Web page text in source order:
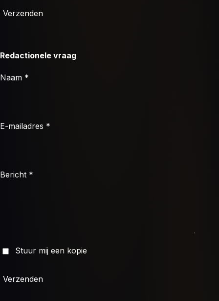
Verzenden
Redactionele vraag
Naam *
E-mailadres *
Bericht *
Stuur mij een kopie
Verzenden